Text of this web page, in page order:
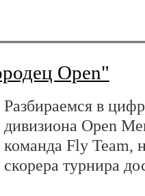
Open"
Разбираемся в
дивизиона Open
команда Fly Team,
скорера турнира